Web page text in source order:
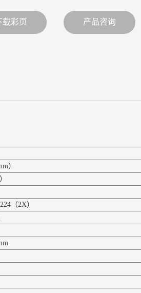
载彩页 产品咨询
）
（2X）